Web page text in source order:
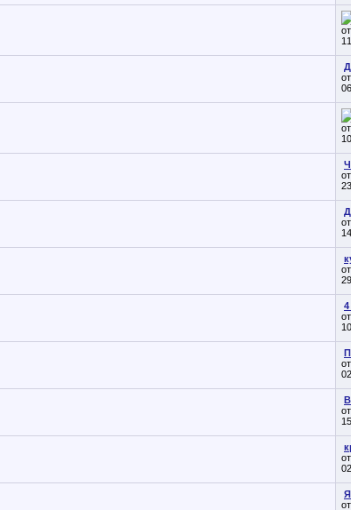
от
от
от
от
от
от
от
от
от
от
от